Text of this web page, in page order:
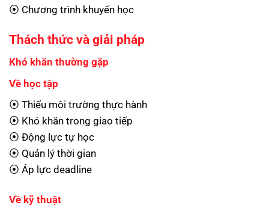
⦿ Chương trình khuyến học
Thách thức và giải pháp
Khó khăn thường gặp
Về học tập
⦿ Thiếu môi trường thực hành
⦿ Khó khăn trong giao tiếp
⦿ Động lực tự học
⦿ Quản lý thời gian
⦿ Áp lực deadline
Về kỹ thuật